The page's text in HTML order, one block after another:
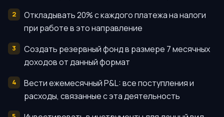
Откладывать 20% с каждого платежа на налоги
при работе в это направление
Создать резервный фонд в размере 7 месячных
доходов от данный формат
Вести ежемесячный P&L: все поступления и
расходы, связанные с эта деятельность